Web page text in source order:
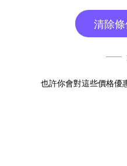
清除
也許你會對這些價格優